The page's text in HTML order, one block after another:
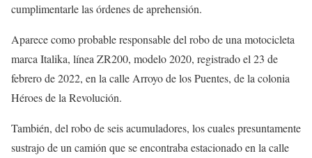
cumplimentarle las órdenes de aprehensión.
Aparece como probable responsable del robo de una motocicleta
marca Italika, línea ZR200, modelo 2020, registrado el 23 de
febrero de 2022, en la calle Arroyo de los Puentes, de la colonia
Héroes de la Revolución.
También, del robo de seis acumuladores, los cuales presuntamente
sustrajo de un camión que se encontraba estacionado en la calle